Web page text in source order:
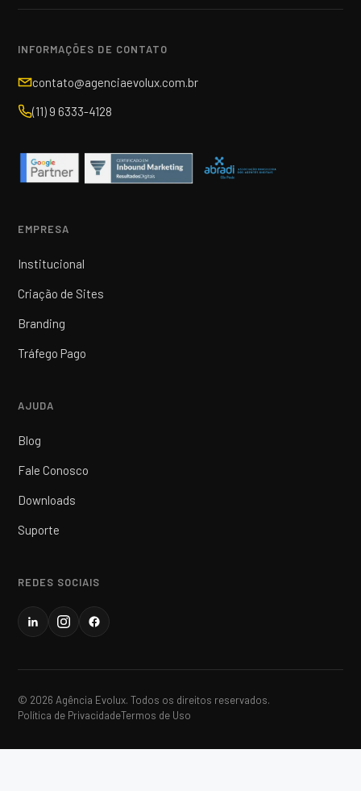
INFORMAÇÕES DE CONTATO
contato@agenciaevolux.com.br
(11) 9 6333-4128
EMPRESA
Institucional
Criação de Sites
Branding
Tráfego Pago
AJUDA
Blog
Fale Conosco
Downloads
Suporte
REDES SOCIAIS
© 2026 Agência Evolux. Todos os direitos reservados.
Política de PrivacidadeTermos de Uso